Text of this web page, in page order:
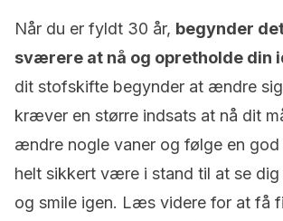
Når du er fyldt 30 år, begynder
sværere at nå og opretholde din
dit stofskifte begynder at ændre
kræver en større indsats at nå dit
ændre nogle vaner og følge en
helt sikkert være i stand til at se dig
og smile igen. Læs videre for at få